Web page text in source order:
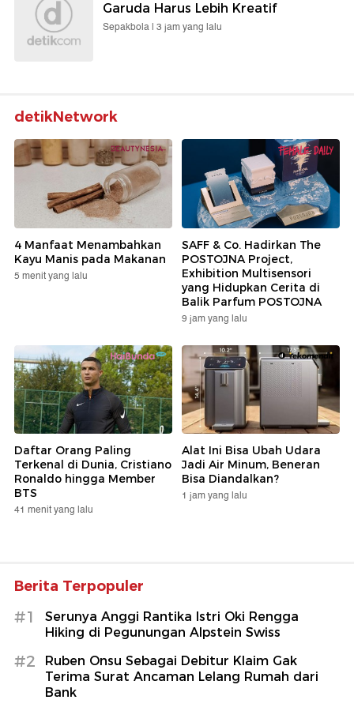
Garuda Harus Lebih Kreatif
Sepakbola | 3 jam yang lalu
detikNetwork
4 Manfaat Menambahkan
Kayu Manis pada Makanan
5 menit yang lalu
SAFF & Co. Hadirkan The
POSTOJNA Project,
Exhibition Multisensori
yang Hidupkan Cerita di
Balik Parfum POSTOJNA
9 jam yang lalu
Daftar Orang Paling
Terkenal di Dunia, Cristiano
Ronaldo hingga Member
BTS
41 menit yang lalu
Alat Ini Bisa Ubah Udara
Jadi Air Minum, Beneran
Bisa Diandalkan?
1 jam yang lalu
Berita Terpopuler
#1
Serunya Anggi Rantika Istri Oki Rengga
Hiking di Pegunungan Alpstein Swiss
#2
Ruben Onsu Sebagai Debitur Klaim Gak
Terima Surat Ancaman Lelang Rumah dari
Bank